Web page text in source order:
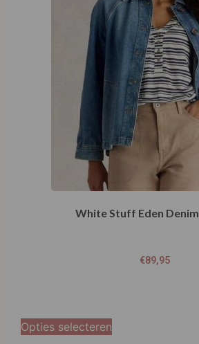
White Stuff Eden
€89,95
Opties selecteren